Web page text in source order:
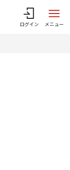
ログイン メニュー